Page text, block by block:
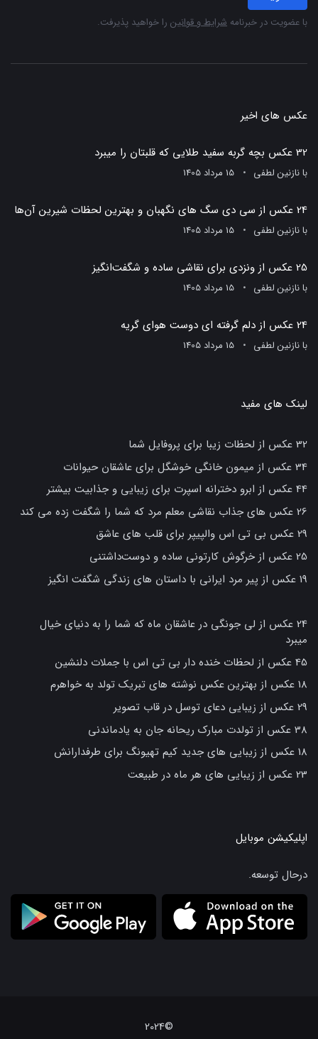
با عضویت در خبرنامه شرایط و قوانین را خواهید پذیرفت.
عکس های اخیر
32 عکس بچه گربه سفید طلایی که قلبتان را میبرد
بانازنین لطفی 15 مرداد 1405
24 عکس از سی دی سگ های نگهبان و بهترین لحظات شیرین آن‌ها
بانازنین لطفی 15 مرداد 1405
25 عکس از ونزدی برای نقاشی ساده و شگفت‌انگیز
بانازنین لطفی 15 مرداد 1405
24 عکس از دلم گرفته ای دوست هوای گریه
بانازنین لطفی 15 مرداد 1405
لینک های مفید
32 عکس از لحظات زیبا برای پروفایل شما
34 عکس از میمون خانگی خوشگل برای عاشقان حیوانات
44 عکس از ابرو دخترانه اسپرت برای زیبایی و جذابیت بیشتر
26 عکس های جذاب نقاشی معلم مرد که شما را شگفت زده می کند
29 عکس بی تی اس والپیپر برای قلب های عاشق
25 عکس از خرگوش کارتونی ساده و دوست‌داشتنی
19 عکس از پیر مرد ایرانی با داستان های زندگی شگفت انگیز
24 عکس از لی جونگی در عاشقان ماه که شما را به دنیای خیال
میبرد
45 عکس از لحظات خنده دار بی تی اس با جملات دلنشین
18 عکس از بهترین عکس نوشته های تبریک تولد به خواهرم
29 عکس از زیبایی دعای توسل در قاب تصویر
38 عکس از تولدت مبارک ریحانه جان به یادماندنی
18 عکس از زیبایی های جدید کیم تهیونگ برای طرفدارانش
23 عکس از زیبایی های هر ماه در طبیعت
اپلیکیشن موبایل
درحال توسعه.
©2024